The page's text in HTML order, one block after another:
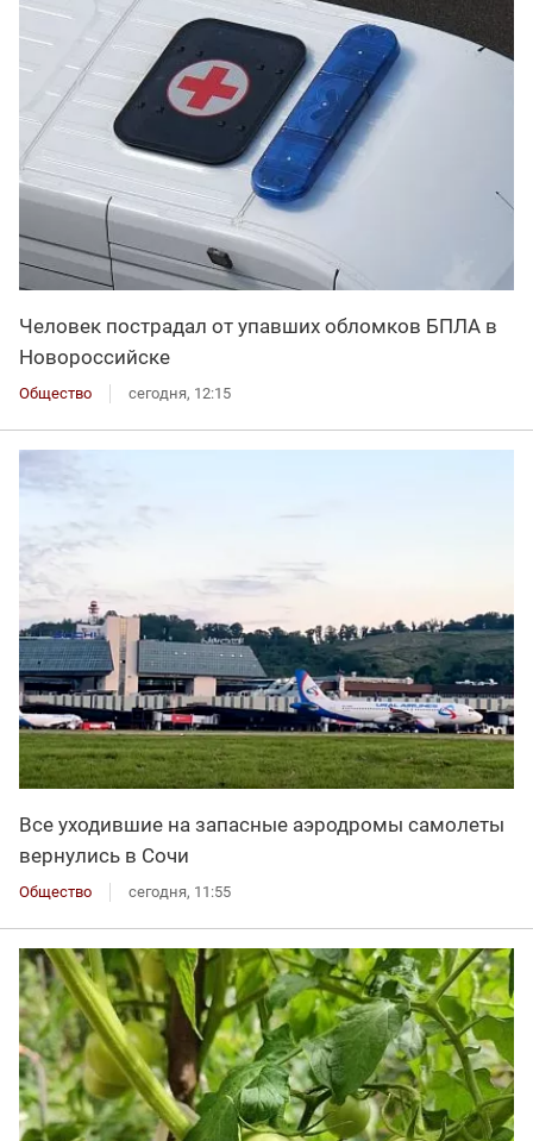
Человек пострадал от упавших обломков БПЛА в
Новороссийске
Общество сегодня, 12:15
Все уходившие на запасные аэродромы самолеты
вернулись в Сочи
Общество сегодня, 11:55